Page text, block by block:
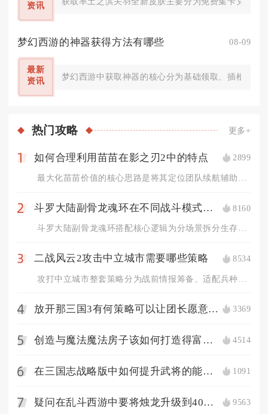
资讯
梦幻西游的神器获得方法有哪些 08-09
最新
资讯
梦幻西游中获取神器的核心分为基础领取、插槽解
热门攻略 更多+
如何合理利用苗苗在影之刃2中的特点 2899
2 斗罗大陆副骨龙魂环在不同战斗模式下的搭配策略是什么 8160
斗罗大陆副骨龙魂环搭配核心逻辑为分场景拆分生存、增伤、控场三...
3 二战风云2攻击中立城市需要哪些策略 8534
4 放开那三国3有何策略可以让团长愿意分庭抗礼 3369
5 创造与魔法魔法房子该如何打造得富有美感 4514
6 在三国志战略版中如何提升武将的能力值 1091
7 疑问在乱斗西游中要将烛龙升级到40级要怎么办 9563